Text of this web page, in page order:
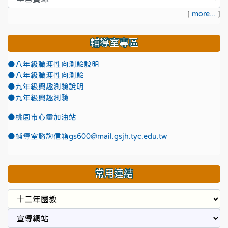
[ more... ]
輔導室專區
●八年級職涯性向測驗說明
●八年級職涯性向測驗
●九年級興趣測驗說明
●九年級興趣測驗
●桃園市心靈加油站
●輔導室諮詢信箱gs600@mail.gsjh.tyc.edu.tw
常用連結